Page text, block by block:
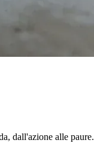
dall'azione alle paure.